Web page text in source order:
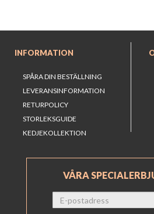
INFORMATION
SPÅRA DIN BESTÄLLNING
LEVERANSINFORMATION
RETURPOLICY
STORLEKSGUIDE
KEDJEKOLLEKTION
VÅRA